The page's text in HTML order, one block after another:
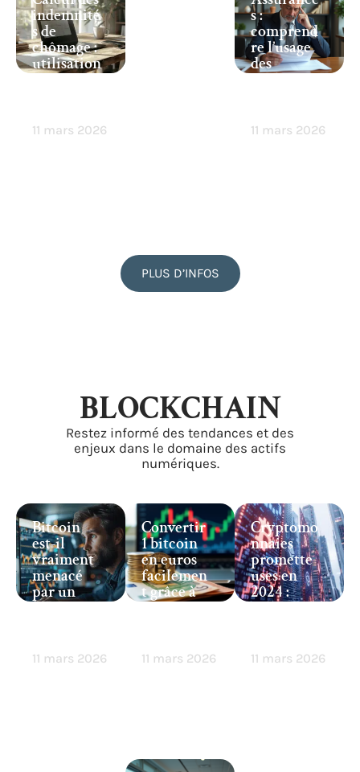
indemnité
s de
chômage :
utilisation
d’un
11 mars 2026
s :
comprend
re l’usage
des
exclusion
11 mars 2026
PLUS D’INFOS
BLOCKCHAIN
Restez informé des tendances et des
enjeux dans le domaine des actifs
numériques.
Bitcoin
est-il
vraiment
menacé
par un
risque
11 mars 2026
Convertir
1 bitcoin
en euros
facilemen
t grâce à
ces
11 mars 2026
Cryptomo
nnaies
promette
uses en
2024 :
celles à
11 mars 2026